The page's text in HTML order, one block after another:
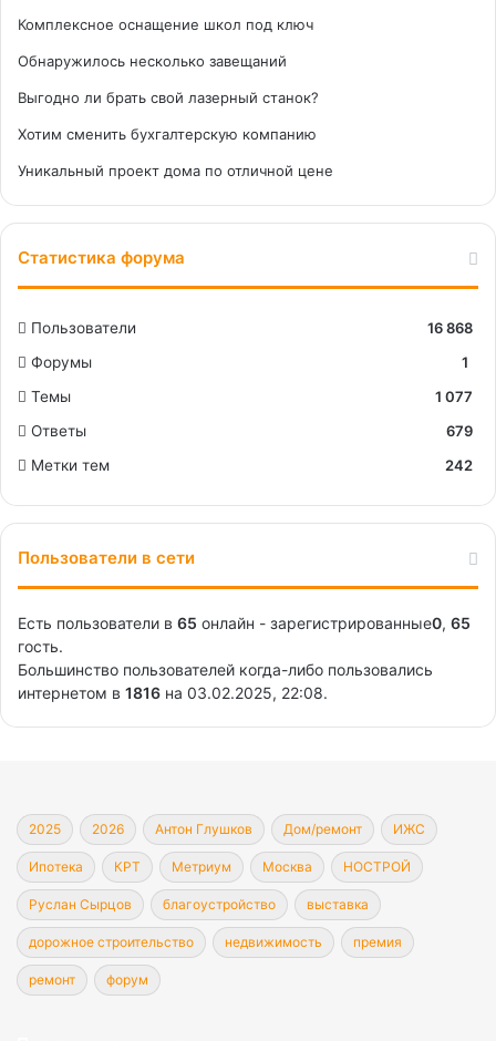
Комплексное оснащение школ под ключ
Обнаружилось несколько завещаний
Выгодно ли брать свой лазерный станок?
Хотим сменить бухгалтерскую компанию
Уникальный проект дома по отличной цене
Статистика форума
Пользователи
16 868
Форумы
1
Темы
1 077
Ответы
679
Метки тем
242
Пользователи в сети
Есть пользователи в 65 онлайн - зарегистрированные0, 65
гость.
Большинство пользователей когда-либо пользовались
интернетом в 1816 на 03.02.2025, 22:08.
2025 2026 Антон Глушков Дом/ремонт ИЖС
Ипотека КРТ Метриум Москва НОСТРОЙ
Руслан Сырцов благоустройство выставка
дорожное строительство недвижимость премия
ремонт форум